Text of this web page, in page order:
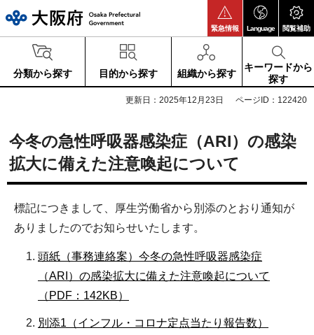
緊急情報 Language 閲覧補助
分類から探す 目的から探す 組織から探す
キーワードから
探す
更新日：2025年12月23日 ページID：122420
今冬の急性呼吸器感染症（ARI）の感染
拡大に備えた注意喚起について
標記につきまして、厚生労働省から別添のとおり通知が
ありましたのでお知らせいたします。
頭紙（事務連絡案）今冬の急性呼吸器感染症
（ARI）の感染拡大に備えた注意喚起について
（PDF：142KB）
別添1（インフル・コロナ定点当たり報告数）